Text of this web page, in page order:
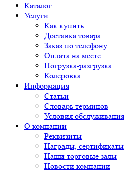
Каталог
Услуги
Как купить
Доставка товара
Заказ по телефону
Оплата на месте
Погрузка-разгрузка
Колеровка
Информация
Статьи
Словарь терминов
Условия обслуживания
О компании
Реквизиты
Награды, сертификаты
Наши торговые залы
Новости компании